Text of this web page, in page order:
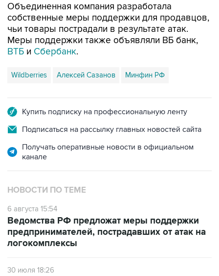
Объединенная компания разработала
собственные меры поддержки для продавцов,
чьи товары пострадали в результате атак.
Меры поддержки также объявляли ВБ банк,
ВТБ и Сбербанк.
Wildberries Алексей Сазанов Минфин РФ
Купить подписку на профессиональную ленту
Подписаться на рассылку главных новостей сайта
Получать оперативные новости в официальном
канале
НОВОСТИ ПО ТЕМЕ
6 августа 15:54
Ведомства РФ предложат меры поддержки
предпринимателей, пострадавших от атак на
логокомплексы
30 июля 18:26